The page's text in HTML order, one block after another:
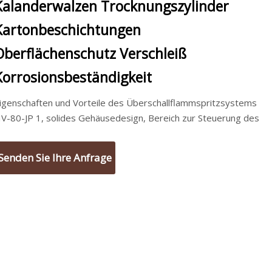
Trocknungszylinder
Verschleiß
und Vorteile des Überschallflammspritzsystems
80-JP 1, solides Gehäusedesign, Bereich zur Steuerung des
Sie Ihre Anfrage